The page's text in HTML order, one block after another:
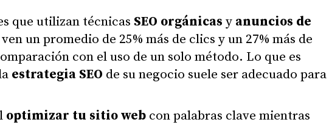
que utilizan técnicas SEO orgánicas y anuncios de
ven un promedio de 25% más de clics y un 27% más de
con el uso de un solo método. Lo que es
estrategia SEO de su negocio suele ser adecuado para
optimizar tu sitio web con palabras clave mientras